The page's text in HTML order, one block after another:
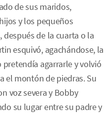
de sus maridos,
y los pequeños
después de la cuarta o la
esquivó, agachándose, la
agarrarle y volvió
el montón de piedras. Su
voz severa y Bobby
su lugar entre su padre y